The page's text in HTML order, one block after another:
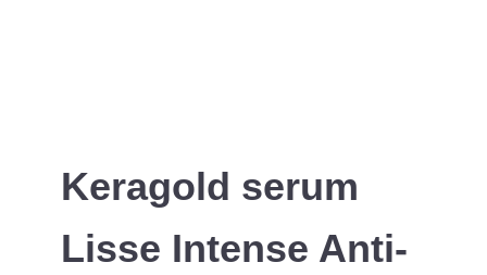
Keragold serum
Lisse Intense Anti-